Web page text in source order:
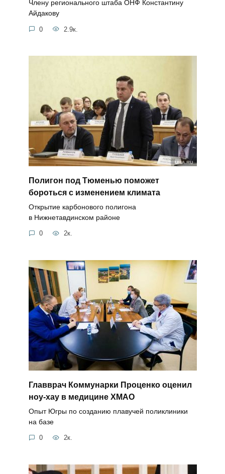
Члену регионального штаба ОНФ Константину
Айдакову
0 2.9к.
Полигон под Тюменью поможет
бороться с изменением климата
Открытие карбонового полигона
в Нижнетавдинском районе
0 2к.
Главврач Коммунарки Проценко оценил
ноу-хау в медицине ХМАО
Опыт Югры по созданию плавучей поликлиники
на базе
0 2к.